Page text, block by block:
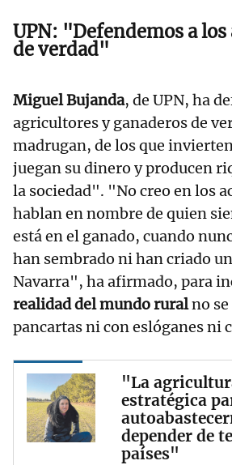
UPN: "Defendemos a
de verdad"
Miguel Bujanda, de UPN, ha
agricultores y ganaderos de
madrugan, de los que
juegan su dinero y producen
la sociedad". "No creo en los
hablan en nombre de quien
está en el ganado, cuando
han sembrado ni han criado
Navarra", ha afirmado, para
realidad del mundo ruralno se
pancartas ni con eslóganes ni
"La
estratégica
depender de
países"